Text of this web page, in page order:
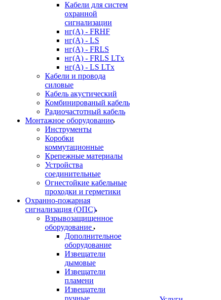
Кабели для систем
охранной
сигнализации
нг(A) - FRHF
нг(A) - LS
нг(А) - FRLS
нг(А) - FRLS LTx
нг(А) - LS LTx
Кабели и провода
силовые
Кабель акустический
Комбинированый кабель
Радиочастотный кабель
Монтажное оборудование
Инструменты
Коробки
коммутационные
Крепежные материалы
Устройства
соединительные
Огнестойкие кабельные
проходки и герметики
Охранно-пожарная
сигнализация (ОПС)
Взрывозащищенное
оборудование
Дополнительное
оборудование
Извещатели
дымовые
Извещатели
пламени
Извещатели
ручные